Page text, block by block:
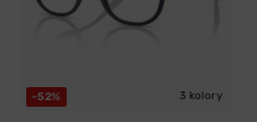
-52% 3 kolory